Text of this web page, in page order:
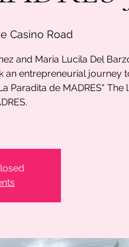
Casino Road
and Maria Lucila Del
an entrepreneurial journey
Paradita de MADRES" The